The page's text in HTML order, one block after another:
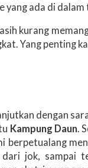
ada di dalam
kurang
Yang penting
dengan
Kampung Daun.
berpetualang
jok, sampai